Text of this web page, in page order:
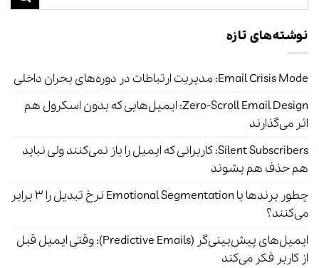
نوشته‌های تازه
Email Crisis Mode: مدیریت ارتباطات در دوره‌های بحران داخلی
Zero-Scroll Email Design: ایمیل‌هایی که بدون اسکرول هم
اثر می‌گذارند
Silent Subscribers: کاربرانی که ایمیل را باز نمی‌کنند ولی نباید
هم حذف هم بشوند
چطور برندها با Emotional Segmentation نرخ تبدیل را ۳ برابر
می‌کنند؟
ایمیل‌های پیش‌بینی‌گر (Predictive Emails): وقتی ایمیل قبل
از کاربر فکر می‌کند